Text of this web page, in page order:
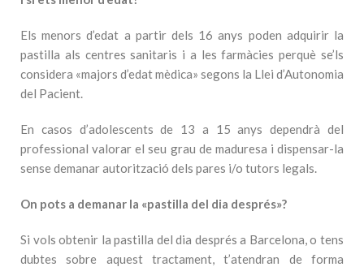
Els menors d’edat a partir dels 16 anys poden adquirir la
pastilla als centres sanitaris i a les farmàcies perquè se’ls
considera «majors d’edat mèdica» segons la Llei d’Autonomia
del Pacient.
En casos d’adolescents de 13 a 15 anys dependrà del
professional valorar el seu grau de maduresa i dispensar-la
sense demanar autorització dels pares i/o tutors legals.
On pots a demanar la «pastilla del dia després»?
Si vols obtenir la pastilla del dia després a Barcelona, o tens
dubtes sobre aquest tractament, t’atendran de forma